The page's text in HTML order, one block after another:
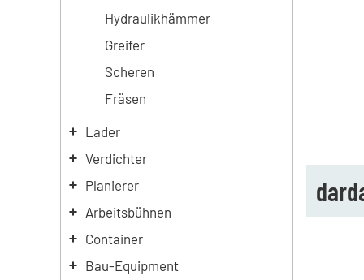
Hydraulikhämmer
Greifer
Scheren
Fräsen
Lader
Verdichter
Planierer
Arbeitsbühnen
Container
Bau-Equipment